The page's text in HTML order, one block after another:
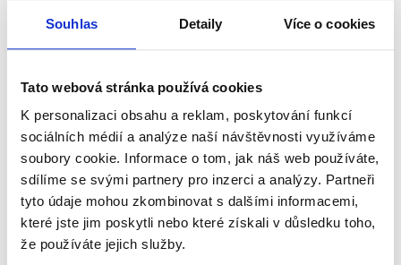
Souhlas Detaily Více o cookies
Tato webová stránka používá cookies
K personalizaci obsahu a reklam, poskytování funkcí
sociálních médií a analýze naší návštěvnosti využíváme
soubory cookie. Informace o tom, jak náš web používáte,
sdílíme se svými partnery pro inzerci a analýzy. Partneři
tyto údaje mohou zkombinovat s dalšími informacemi,
které jste jim poskytli nebo které získali v důsledku toho,
že používáte jejich služby.
2
skládá věty ze 2-3 slov
číslice: jeden, dva, tři
často používá slůvko „ne“ (nechci, to ne)
používá zájmeno „se“ (umyji se, hraju si)
slovní zásoba 50-300 slov
splní příkaz složený ze dvou částí („kde je míč“,